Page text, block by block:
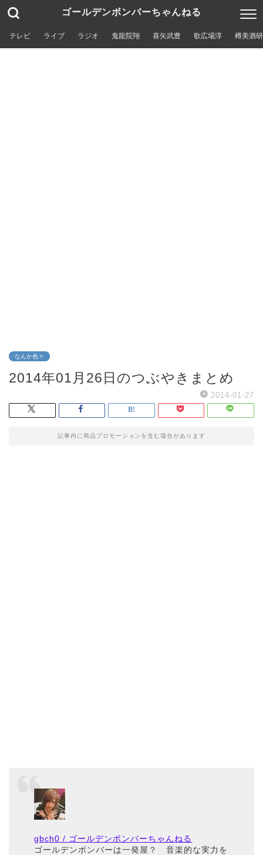
ゴールデンボンバーちゃんねる
テレビ ライブ ラジオ 鬼龍院翔 喜矢武豊 歌広場淳 樽美酒
なんか色々
2014年01月26日のつぶやきまとめ
2014-01-27
記事内に商品プロモーションを含む場合があります
gbch0 / ゴールデンボンバーちゃんねる
ゴールデンボンバーは一発屋？ 音楽的な実力を